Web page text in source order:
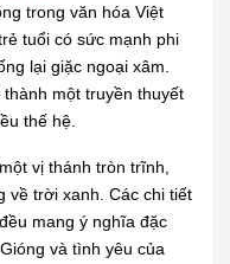
trong văn hóa Việt
tuổi có sức mạnh phi
lại giặc ngoại xâm.
một truyền thuyết
thế hệ.
vị thánh tròn trĩnh,
về trời xanh. Các chi tiết
mang ý nghĩa đặc
và tình yêu của